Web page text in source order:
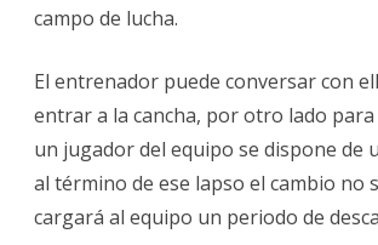
campo de lucha.
El entrenador puede conversar con
entrar a la cancha, por otro lado
un jugador del equipo se dispone de
al término de ese lapso el cambio no
cargará al equipo un periodo de